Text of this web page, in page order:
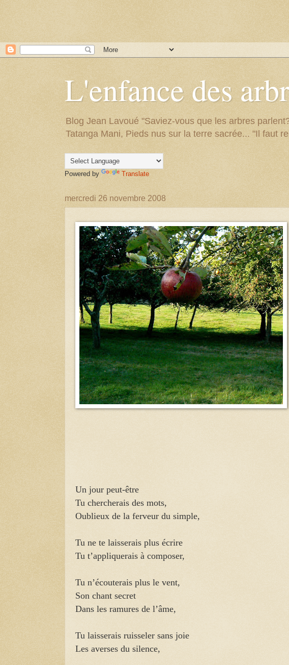
L'enfance des
Blog Jean Lavoué "Saviez-vous que les arbres
Tatanga Mani, Pieds nus sur la terre sacrée... "Il faut
Powered by Translate
mercredi 26 novembre 2008
Un jour peut-être
Tu chercherais des mots,
Oublieux de la ferveur du simple,
Tu ne te laisserais plus écrire
Tu t’appliquerais à composer,
Tu n’écouterais plus le vent,
Son chant secret
Dans les ramures de l’âme,
Tu laisserais ruisseler sans joie
Les averses du silence,